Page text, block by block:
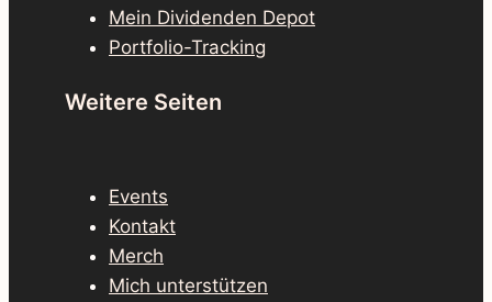
Mein Dividenden Depot
Portfolio-Tracking
Weitere Seiten
Events
Kontakt
Merch
Mich unterstützen